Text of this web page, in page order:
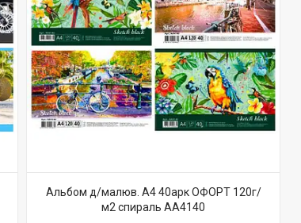
Альбом д/малюв. А4 40арк ОФОРТ 120г/
м2 спираль АА4140